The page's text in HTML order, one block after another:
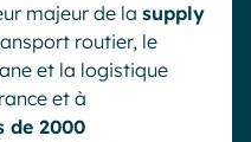
majeur de la supply
routier, le
et la logistique
et à
de 2000